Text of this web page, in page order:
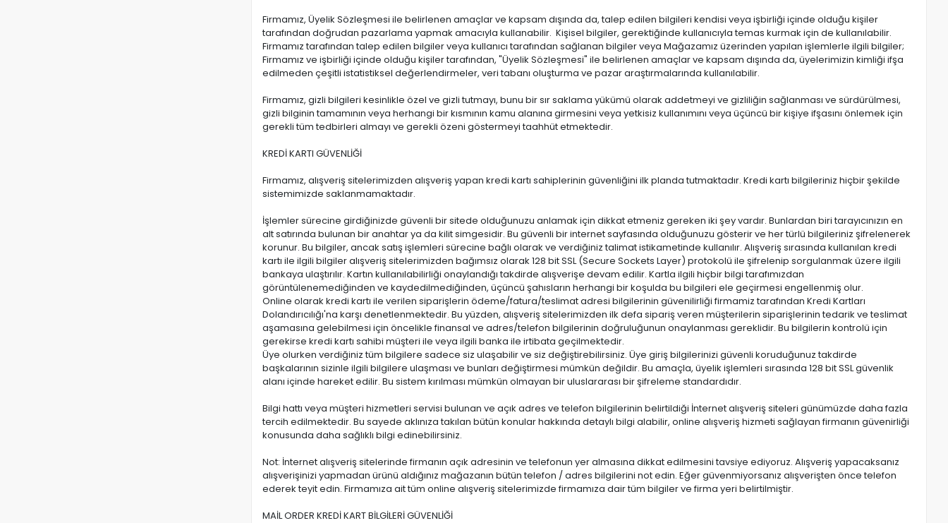
Firmamız, Üyelik Sözleşmesi ile belirlenen amaçlar ve kapsam dışında da, talep edilen bilgileri kendisi veya işbirliği içinde olduğu kişiler
tarafından doğrudan pazarlama yapmak amacıyla kullanabilir. Kişisel bilgiler, gerektiğinde kullanıcıyla temas kurmak için de kullanılabilir.
Firmamız tarafından talep edilen bilgiler veya kullanıcı tarafından sağlanan bilgiler veya Mağazamız üzerinden yapılan işlemlerle ilgili bilgiler;
Firmamız ve işbirliği içinde olduğu kişiler tarafından, "Üyelik Sözleşmesi" ile belirlenen amaçlar ve kapsam dışında da, üyelerimizin kimliği ifşa
edilmeden çeşitli istatistiksel değerlendirmeler, veri tabanı oluşturma ve pazar araştırmalarında kullanılabilir.
Firmamız, gizli bilgileri kesinlikle özel ve gizli tutmayı, bunu bir sır saklama yükümü olarak addetmeyi ve gizliliğin sağlanması ve sürdürülmesi,
gizli bilginin tamamının veya herhangi bir kısmının kamu alanına girmesini veya yetkisiz kullanımını veya üçüncü bir kişiye ifşasını önlemek için
gerekli tüm tedbirleri almayı ve gerekli özeni göstermeyi taahhüt etmektedir.
KREDİ KARTI GÜVENLİĞİ
Firmamız, alışveriş sitelerimizden alışveriş yapan kredi kartı sahiplerinin güvenliğini ilk planda tutmaktadır. Kredi kartı bilgileriniz hiçbir şekilde
sistemimizde saklanmamaktadır.
İşlemler sürecine girdiğinizde güvenli bir sitede olduğunuzu anlamak için dikkat etmeniz gereken iki şey vardır. Bunlardan biri tarayıcınızın en
alt satırında bulunan bir anahtar ya da kilit simgesidir. Bu güvenli bir internet sayfasında olduğunuzu gösterir ve her türlü bilgileriniz şifrelenerek
korunur. Bu bilgiler, ancak satış işlemleri sürecine bağlı olarak ve verdiğiniz talimat istikametinde kullanılır. Alışveriş sırasında kullanılan kredi
kartı ile ilgili bilgiler alışveriş sitelerimizden bağımsız olarak 128 bit SSL (Secure Sockets Layer) protokolü ile şifrelenip sorgulanmak üzere ilgili
bankaya ulaştırılır. Kartın kullanılabilirliği onaylandığı takdirde alışverişe devam edilir. Kartla ilgili hiçbir bilgi tarafımızdan
görüntülenemediğinden ve kaydedilmediğinden, üçüncü şahısların herhangi bir koşulda bu bilgileri ele geçirmesi engellenmiş olur.
Online olarak kredi kartı ile verilen siparişlerin ödeme/fatura/teslimat adresi bilgilerinin güvenilirliği firmamiz tarafından Kredi Kartları
Dolandırıcılığı'na karşı denetlenmektedir. Bu yüzden, alışveriş sitelerimizden ilk defa sipariş veren müşterilerin siparişlerinin tedarik ve teslimat
aşamasına gelebilmesi için öncelikle finansal ve adres/telefon bilgilerinin doğruluğunun onaylanması gereklidir. Bu bilgilerin kontrolü için
gerekirse kredi kartı sahibi müşteri ile veya ilgili banka ile irtibata geçilmektedir.
Üye olurken verdiğiniz tüm bilgilere sadece siz ulaşabilir ve siz değiştirebilirsiniz. Üye giriş bilgilerinizi güvenli koruduğunuz takdirde
başkalarının sizinle ilgili bilgilere ulaşması ve bunları değiştirmesi mümkün değildir. Bu amaçla, üyelik işlemleri sırasında 128 bit SSL güvenlik
alanı içinde hareket edilir. Bu sistem kırılması mümkün olmayan bir uluslararası bir şifreleme standardıdır.
Bilgi hattı veya müşteri hizmetleri servisi bulunan ve açık adres ve telefon bilgilerinin belirtildiği İnternet alışveriş siteleri günümüzde daha fazla
tercih edilmektedir. Bu sayede aklınıza takılan bütün konular hakkında detaylı bilgi alabilir, online alışveriş hizmeti sağlayan firmanın güvenirliği
konusunda daha sağlıklı bilgi edinebilirsiniz.
Not: İnternet alışveriş sitelerinde firmanın açık adresinin ve telefonun yer almasına dikkat edilmesini tavsiye ediyoruz. Alışveriş yapacaksanız
alışverişinizi yapmadan ürünü aldığınız mağazanın bütün telefon / adres bilgilerini not edin. Eğer güvenmiyorsanız alışverişten önce telefon
ederek teyit edin. Firmamıza ait tüm online alışveriş sitelerimizde firmamıza dair tüm bilgiler ve firma yeri belirtilmiştir.
MAİL ORDER KREDİ KART BİLGİLERİ GÜVENLİĞİ